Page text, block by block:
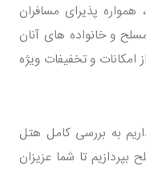
پذیرای مسافران
و خانواده های آنان
امکانات و تخفیفات ویژه
به بررسی کامل هتل
تا شما عزیزان